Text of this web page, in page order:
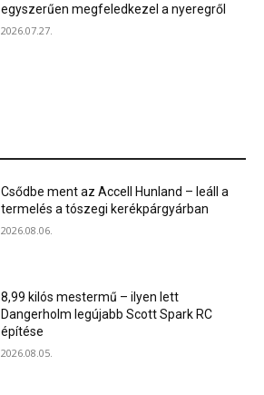
egyszerűen megfeledkezel a nyeregről
2026.07.27.
Csődbe ment az Accell Hunland – leáll a
termelés a tószegi kerékpárgyárban
2026.08.06.
8,99 kilós mestermű – ilyen lett
Dangerholm legújabb Scott Spark RC
építése
2026.08.05.